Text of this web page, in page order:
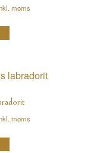
moms
moms